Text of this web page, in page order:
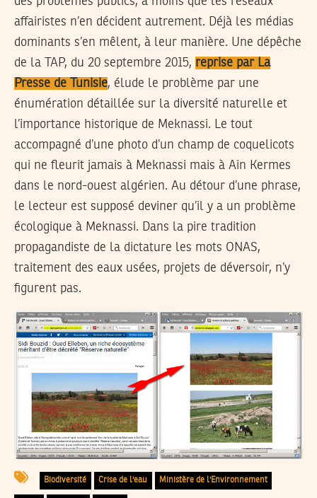
affairistes n’en décident autrement. Déjà les médias
dominants s’en mêlent, à leur manière. Une dépêche
de la TAP, du 20 septembre 2015, reprise par La
Presse de Tunisie, élude le problème par une
énumération détaillée sur la diversité naturelle et
l’importance historique de Meknassi. Le tout
accompagné d’une photo d’un champ de coquelicots
qui ne fleurit jamais à Meknassi mais à Ain Kermes
dans le nord-ouest algérien. Au détour d’une phrase,
le lecteur est supposé deviner qu’il y a un problème
écologique à Meknassi. Dans la pire tradition
propagandiste de la dictature les mots ONAS,
traitement des eaux usées, projets de déversoir, n’y
figurent pas.
Biodiversité Crise de l'eau Ministère de l'Environnement